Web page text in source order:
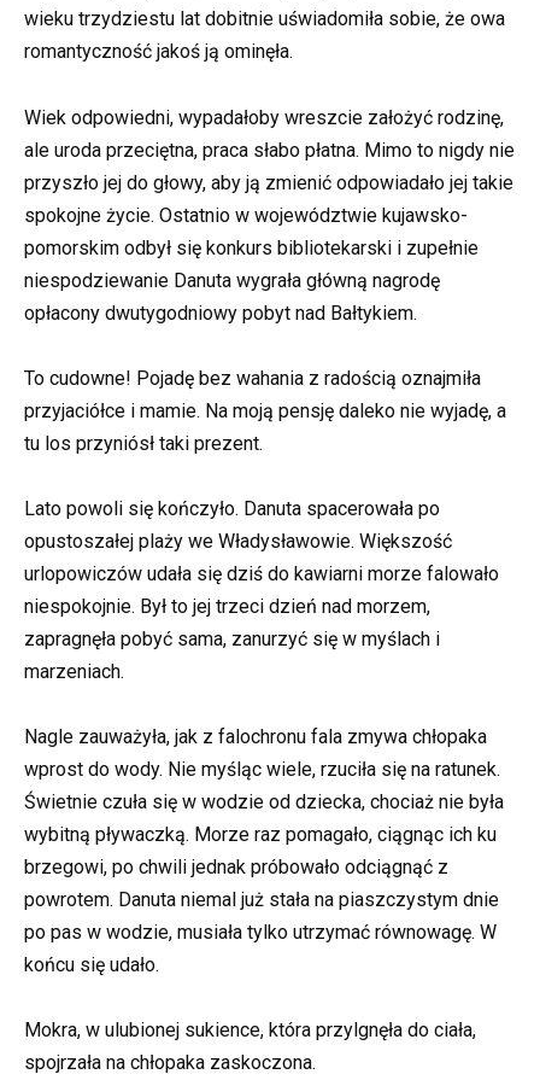
wieku trzydziestu lat dobitnie uświadomiła sobie, że owa
romantyczność jakoś ją ominęła.
Wiek odpowiedni, wypadałoby wreszcie założyć rodzinę,
ale uroda przeciętna, praca słabo płatna. Mimo to nigdy nie
przyszło jej do głowy, aby ją zmienić odpowiadało jej takie
spokojne życie. Ostatnio w województwie kujawsko-
pomorskim odbył się konkurs bibliotekarski i zupełnie
niespodziewanie Danuta wygrała główną nagrodę
opłacony dwutygodniowy pobyt nad Bałtykiem.
To cudowne! Pojadę bez wahania z radością oznajmiła
przyjaciółce i mamie. Na moją pensję daleko nie wyjadę, a
tu los przyniósł taki prezent.
Lato powoli się kończyło. Danuta spacerowała po
opustoszałej plaży we Władysławowie. Większość
urlopowiczów udała się dziś do kawiarni morze falowało
niespokojnie. Był to jej trzeci dzień nad morzem,
zapragnęła pobyć sama, zanurzyć się w myślach i
marzeniach.
Nagle zauważyła, jak z falochronu fala zmywa chłopaka
wprost do wody. Nie myśląc wiele, rzuciła się na ratunek.
Świetnie czuła się w wodzie od dziecka, chociaż nie była
wybitną pływaczką. Morze raz pomagało, ciągnąc ich ku
brzegowi, po chwili jednak próbowało odciągnąć z
powrotem. Danuta niemal już stała na piaszczystym dnie
po pas w wodzie, musiała tylko utrzymać równowagę. W
końcu się udało.
Mokra, w ulubionej sukience, która przylgnęła do ciała,
spojrzała na chłopaka zaskoczona.